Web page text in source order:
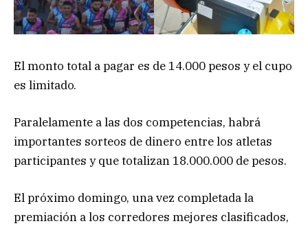
El monto total a pagar es de 14.000 pesos y el cupo
es limitado.
Paralelamente a las dos competencias, habrá
importantes sorteos de dinero entre los atletas
participantes y que totalizan 18.000.000 de pesos.
El próximo domingo, una vez completada la
premiación a los corredores mejores clasificados,